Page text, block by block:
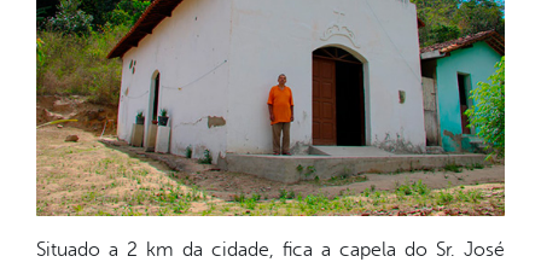
Situado a 2 km da cidade, fica a capela do Sr. José